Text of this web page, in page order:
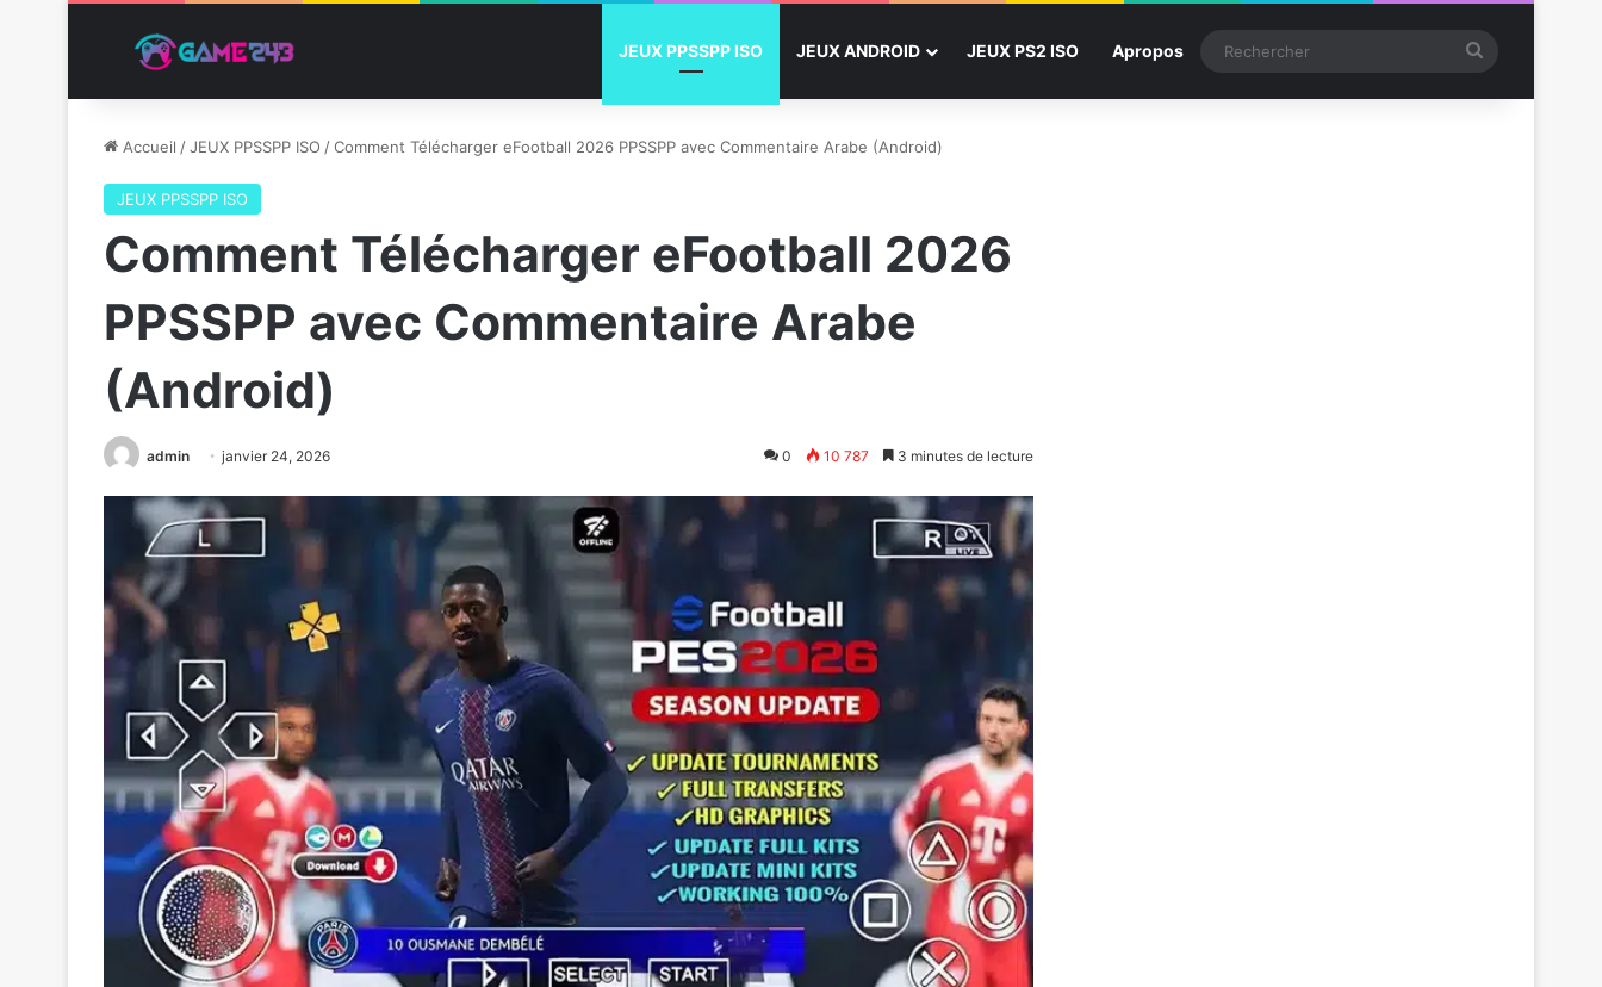
JEUX PPSSPP ISO JEUX ANDROID JEUX PS2 ISO Apropos
Accueil /JEUX PPSSPP ISO /Comment Télécharger eFootball 2026 PPSSPP avec Commentaire Arabe (Android)
JEUX PPSSPP ISO
Comment Télécharger eFootball 2026
PPSSPP avec Commentaire Arabe
(Android)
admin janvier 24, 2026 0 10 787 3 minutes de lecture